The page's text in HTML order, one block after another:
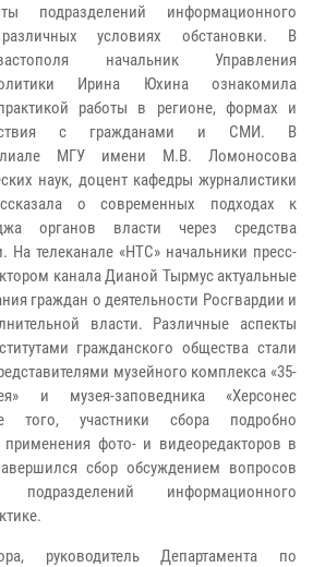
подразделений информационного
условиях обстановки. В
начальник Управления
Ирина Юхина ознакомила
работы в регионе, формах и
с гражданами и СМИ. В
МГУ имени М.В. Ломоносова
наук, доцент кафедры журналистики
о современных подходах к
органов власти через средства
телеканале «НТС» начальники пресс-
канала Дианой Тырмус актуальные
граждан о деятельности Росгвардии и
власти. Различные аспекты
гражданского общества стали
музейного комплекса «35-
и музея-заповедника «Херсонес
того, участники сбора подробно
применения фото- и видеоредакторов в
сбор обсуждением вопросов
информационного
руководитель Департамента по